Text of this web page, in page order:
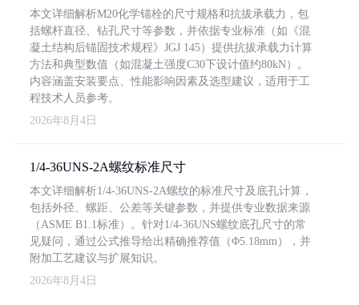
本文详细解析M20化学锚栓的尺寸规格和抗拔承载力，包
括螺杆直径、钻孔尺寸等参数，并依据专业标准（如《混
凝土结构后锚固技术规程》JGJ 145）提供抗拔承载力计算
方法和典型数值（如混凝土强度C30下设计值约80kN）。
内容涵盖安装要点、性能影响因素及选型建议，适用于工
程技术人员参考。
2026年8月4日
1/4-36UNS-2A螺纹标准尺寸
本文详细解析1/4-36UNS-2A螺纹的标准尺寸及底孔计算，
包括外径、螺距、公差等关键参数，并提供专业数据来源
（ASME B1.1标准）。针对1/4-36UNS螺纹底孔尺寸的常
见疑问，通过公式推导给出精确推荐值（Φ5.18mm），并
附加工艺建议与扩展知识。
2026年8月4日